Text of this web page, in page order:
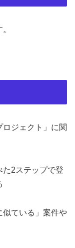
ジェクト」に関
2ステップで登
似ている」案件や